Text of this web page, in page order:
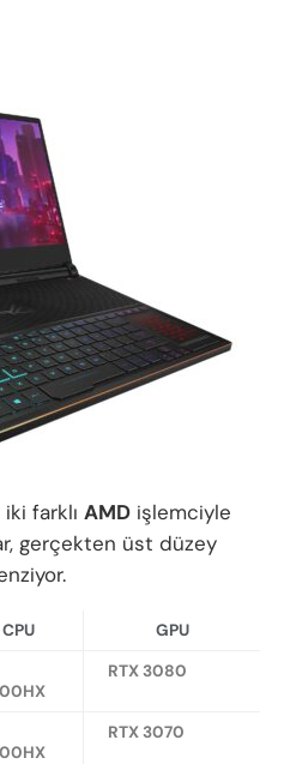
farklı AMD işlemciyle
gerçekten üst düzey
CPU
GPU
RTX 3080
RTX 3070